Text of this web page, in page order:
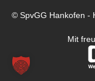
© SpvGG Hankofen -
Mit